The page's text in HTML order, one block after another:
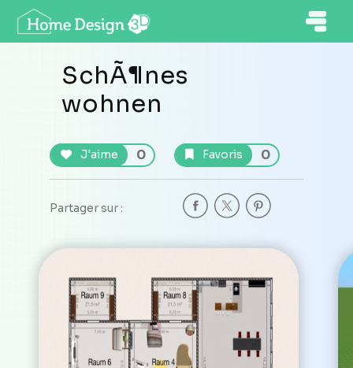
SchÃ¶nes
wohnen
J'aime 0 Favoris 0
Partager sur :